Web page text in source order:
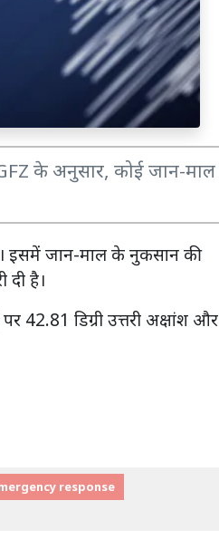
के अनुसार, कोई जान-माल
इसमें जान-माल के नुकसान की
दी है।
42.81 डिग्री उत्तरी अक्षांश और
response